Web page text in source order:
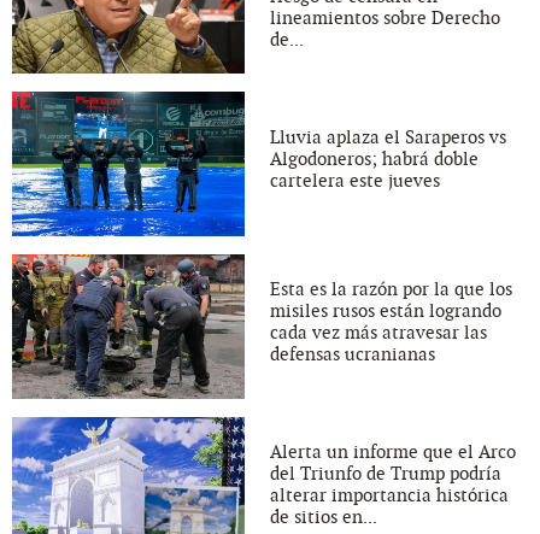
lineamientos sobre Derecho
de...
Lluvia aplaza el Saraperos vs
Algodoneros; habrá doble
cartelera este jueves
Esta es la razón por la que los
misiles rusos están logrando
cada vez más atravesar las
defensas ucranianas
Alerta un informe que el Arco
del Triunfo de Trump podría
alterar importancia histórica
de sitios en...